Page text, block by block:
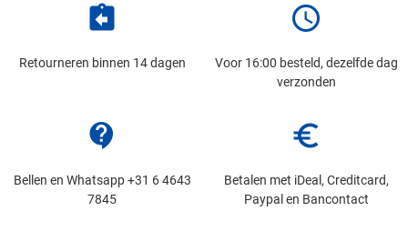
assignment_return
Retourneren binnen 14 dagen
schedule
Voor 16:00 besteld, dezelfde dag
verzonden
contact_support
Bellen en Whatsapp +31 6 4643
7845
euro_symbol
Betalen met iDeal, Creditcard,
Paypal en Bancontact